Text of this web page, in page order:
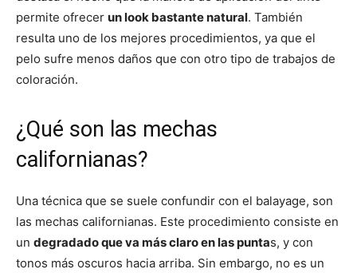
permite ofrecer un look bastante natural. También
resulta uno de los mejores procedimientos, ya que el
pelo sufre menos daños que con otro tipo de trabajos de
coloración.
¿Qué son las mechas
californianas?
Una técnica que se suele confundir con el balayage, son
las mechas californianas. Este procedimiento consiste en
un degradado que va más claro en las puntas, y con
tonos más oscuros hacia arriba. Sin embargo, no es un